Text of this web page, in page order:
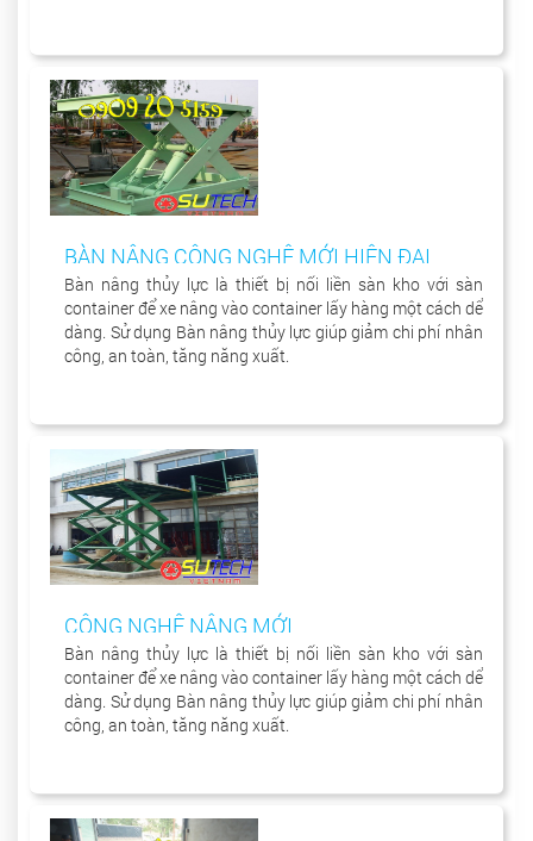
BÀN NÂNG CÔNG NGHỆ MỚI HIỆN ĐẠI
Bàn nâng thủy lực là thiết bị nối liền sàn kho với sàn
container để xe nâng vào container lấy hàng một cách dể
dàng. Sử dụng Bàn nâng thủy lực giúp giảm chi phí nhân
công, an toàn, tăng năng xuất.
CÔNG NGHỆ NÂNG MỚI
Bàn nâng thủy lực là thiết bị nối liền sàn kho với sàn
container để xe nâng vào container lấy hàng một cách dể
dàng. Sử dụng Bàn nâng thủy lực giúp giảm chi phí nhân
công, an toàn, tăng năng xuất.